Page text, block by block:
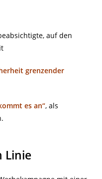
auf den
grenzender
es an“, als
Linie